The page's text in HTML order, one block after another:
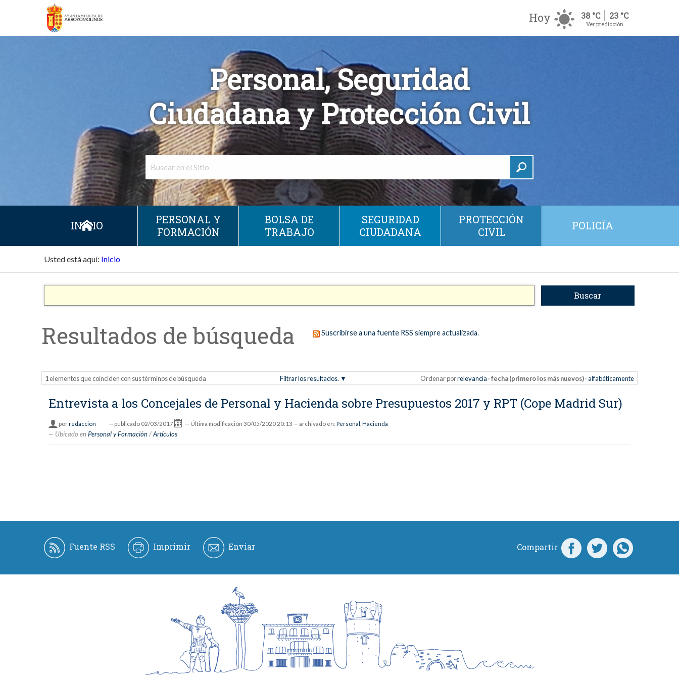
Hoy 38 °C 23 °C
Ver predicción
Personal, Seguridad
Ciudadana y Protección Civil
INICIO
PERSONAL Y
FORMACIÓN
BOLSA DE
TRABAJO
SEGURIDAD
CIUDADANA
PROTECCIÓN
CIVIL
POLICÍA
Usted está aquí: Inicio
Resultados de búsqueda Suscribirse a una fuente RSS siempre actualizada.
1elementos que coinciden con sus términos de búsqueda Filtrar los resultados. Ordenar porrelevancia ·fecha (primero los más nuevos) ·alfabéticamente
Entrevista a los Concejales de Personal y Hacienda sobre Presupuestos 2017 y RPT (Cope Madrid Sur)
porredaccion — publicado02/03/2017 — Última modificación 30/05/2020 20:13 — archivado en:Personal ,Hacienda
Ubicado en Personal y Formación /Artículos
Fuente RSS Imprimir Enviar Compartir